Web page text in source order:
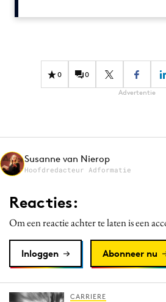
Effectiviteit
Gedragsverandering
Martech
Media
Merkstrategie
Programmatic
Purpose Marketing
Reputatie & crisis
0 0
Advertentie
Susanne van Nierop
Hoofdredacteur Adformatie
Reacties:
Om een reactie achter te laten is een
Inloggen Abonneer nu
CARRIERE